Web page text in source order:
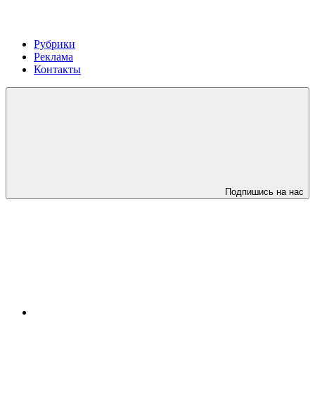
Рубрики
Реклама
Контакты
Подпишись на нас